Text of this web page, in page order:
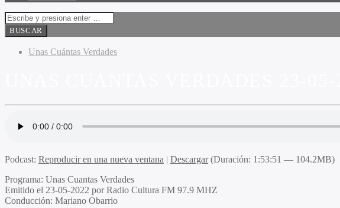
Unas Cuántas Verdades
Podcast: Reproducir en una nueva ventana | Descargar(Duración: 1:53:51 — 104.2MB)
Programa: Unas Cuantas Verdades
Emitido el 23-05-2022 por Radio Cultura FM 97.9 MHZ
Conducción: Mariano Obarrio